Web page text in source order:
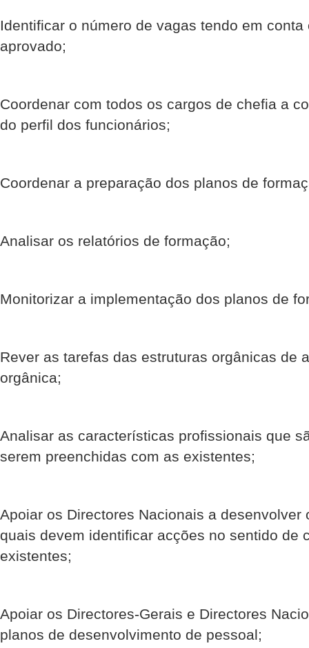
Identificar o número de vagas tendo em
aprovado;
Coordenar com todos os cargos de chefia a
do perfil dos funcionários;
Coordenar a preparação dos planos de
Analisar os relatórios de formação;
Monitorizar a implementação dos planos de
Rever as tarefas das estruturas orgânicas de
orgânica;
Analisar as características profissionais que
serem preenchidas com as existentes;
Apoiar os Directores Nacionais a desenvolver
quais devem identificar acções no sentido de
existentes;
Apoiar os Directores-Gerais e Directores
planos de desenvolvimento de pessoal;